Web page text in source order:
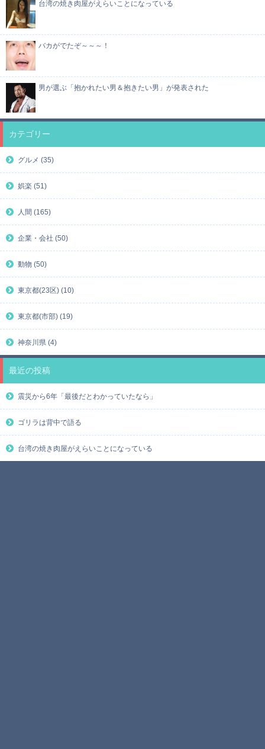
台湾の焼き肉屋がえらいことになっている
バカがでたぞ～～～！
男が選ぶ「抱かれたい男＆抱きたい男」が発表された
カテゴリー
グルメ (35)
娯楽 (51)
人間 (165)
企業・会社 (50)
動物 (50)
東京都(23区) (10)
東京都(市部) (19)
神奈川県 (4)
最近の投稿
震災から6年「最後だとわかっていたなら」
ゴリラは背中で語る
台湾の焼き肉屋がえらいことになっている